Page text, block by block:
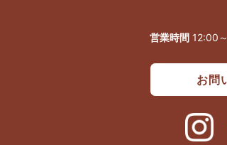
営業時間 12:00
お問